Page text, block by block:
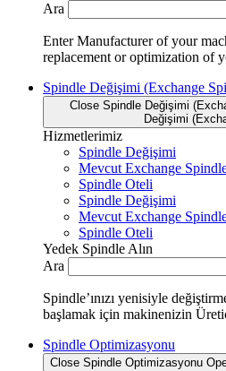
Ara
Enter Manufacturer of your
replacement or optimization of
Spindle Değişimi (Exchange
Close Spindle Değişimi
Değişimi
Hizmetlerimiz
Spindle Değişimi
Mevcut Exchange
Spindle Oteli
Spindle Değişimi
Mevcut Exchange
Spindle Oteli
Yedek Spindle Alın
Ara
Spindle’ınızı yenisiyle
başlamak için makinenizin
Spindle Optimizasyonu
Close Spindle Optimizasyonu